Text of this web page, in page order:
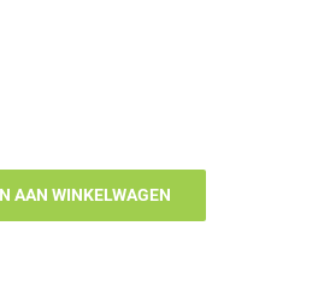
AAN WINKELWAGEN